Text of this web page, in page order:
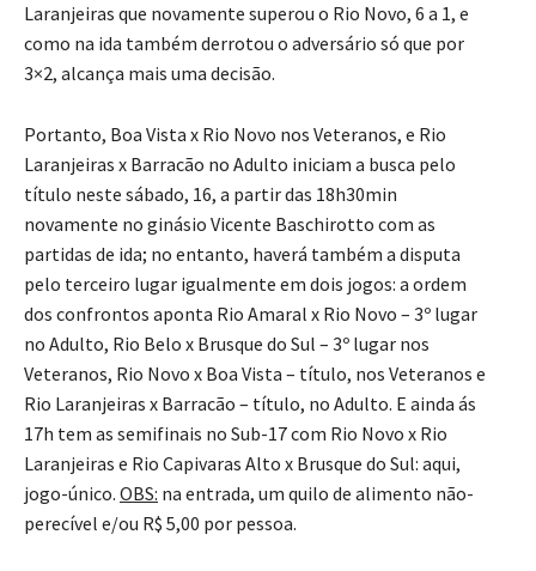
Laranjeiras que novamente superou o Rio Novo, 6 a 1, e
como na ida também derrotou o adversário só que por
3×2, alcança mais uma decisão.
Portanto, Boa Vista x Rio Novo nos Veteranos, e Rio
Laranjeiras x Barracão no Adulto iniciam a busca pelo
título neste sábado, 16, a partir das 18h30min
novamente no ginásio Vicente Baschirotto com as
partidas de ida; no entanto, haverá também a disputa
pelo terceiro lugar igualmente em dois jogos: a ordem
dos confrontos aponta Rio Amaral x Rio Novo – 3º lugar
no Adulto, Rio Belo x Brusque do Sul – 3º lugar nos
Veteranos, Rio Novo x Boa Vista – título, nos Veteranos e
Rio Laranjeiras x Barracão – título, no Adulto. E ainda ás
17h tem as semifinais no Sub-17 com Rio Novo x Rio
Laranjeiras e Rio Capivaras Alto x Brusque do Sul: aqui,
jogo-único. OBS: na entrada, um quilo de alimento não-
perecível e/ou R$ 5,00 por pessoa.